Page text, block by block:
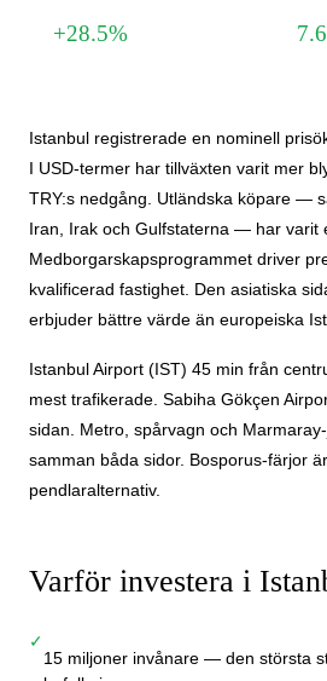
+28.5% 7.6
Istanbul registrerade en nominell
I USD-termer har tillväxten varit mer
TRY:s nedgång. Utländska köpare —
Iran, Irak och Gulfstaterna — har varit
Medborgarskapsprogrammet driver
kvalificerad fastighet. Den asiatiska
erbjuder bättre värde än europeiska
Istanbul Airport (IST) 45 min från
mest trafikerade. Sabiha Gökçen
sidan. Metro, spårvagn och
samman båda sidor. Bosporus-färjor
pendlaralternativ.
Varför investera i
✓
15 miljoner invånare — den största